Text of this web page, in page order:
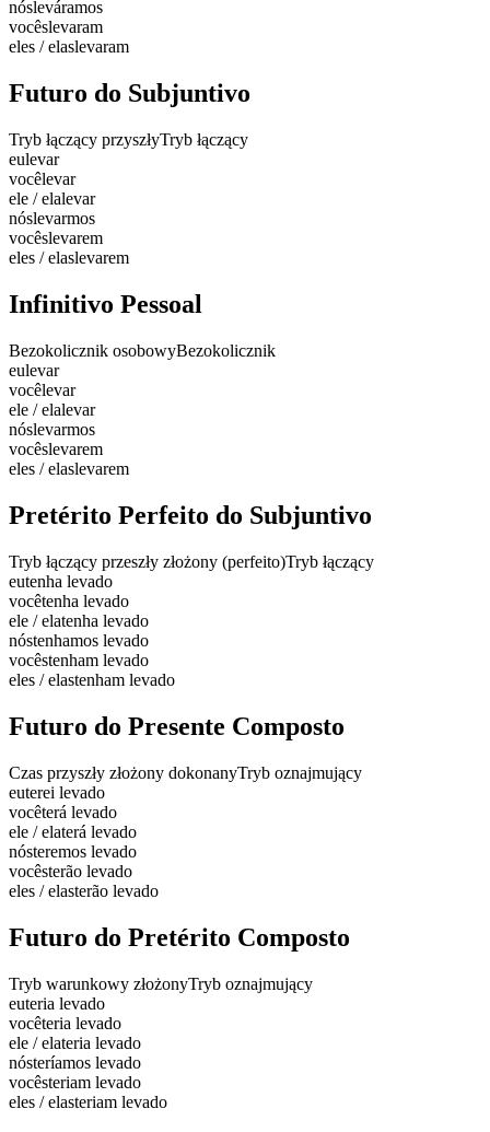
nósleváramos
vocêslevaram
eles / elaslevaram
Futuro do Subjuntivo
Tryb łączący przyszłyTryb łączący
eulevar
vocêlevar
ele / elalevar
nóslevarmos
vocêslevarem
eles / elaslevarem
Infinitivo Pessoal
Bezokolicznik osobowyBezokolicznik
eulevar
vocêlevar
ele / elalevar
nóslevarmos
vocêslevarem
eles / elaslevarem
Pretérito Perfeito do Subjuntivo
Tryb łączący przeszły złożony (perfeito)Tryb łączący
eutenha levado
vocêtenha levado
ele / elatenha levado
nóstenhamos levado
vocêstenham levado
eles / elastenham levado
Futuro do Presente Composto
Czas przyszły złożony dokonanyTryb oznajmujący
euterei levado
vocêterá levado
ele / elaterá levado
nósteremos levado
vocêsterão levado
eles / elasterão levado
Futuro do Pretérito Composto
Tryb warunkowy złożonyTryb oznajmujący
euteria levado
vocêteria levado
ele / elateria levado
nósteríamos levado
vocêsteriam levado
eles / elasteriam levado